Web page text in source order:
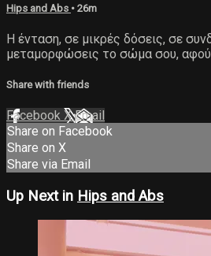
Hips and Abs • 26m
Η ένταση, σε μικρές δόσεις, σε
μεταμορφώσεις το σώμα σου, αφού
Share with friends
Facebook XEmail
Share on Facebook
Share on X
Share via Email
Up Next in Hips and Abs